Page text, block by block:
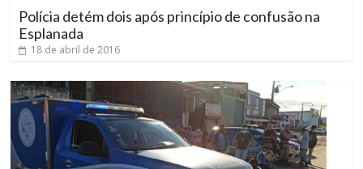
Polícia detém dois após princípio de confusão na
Esplanada
18 de abril de 2016